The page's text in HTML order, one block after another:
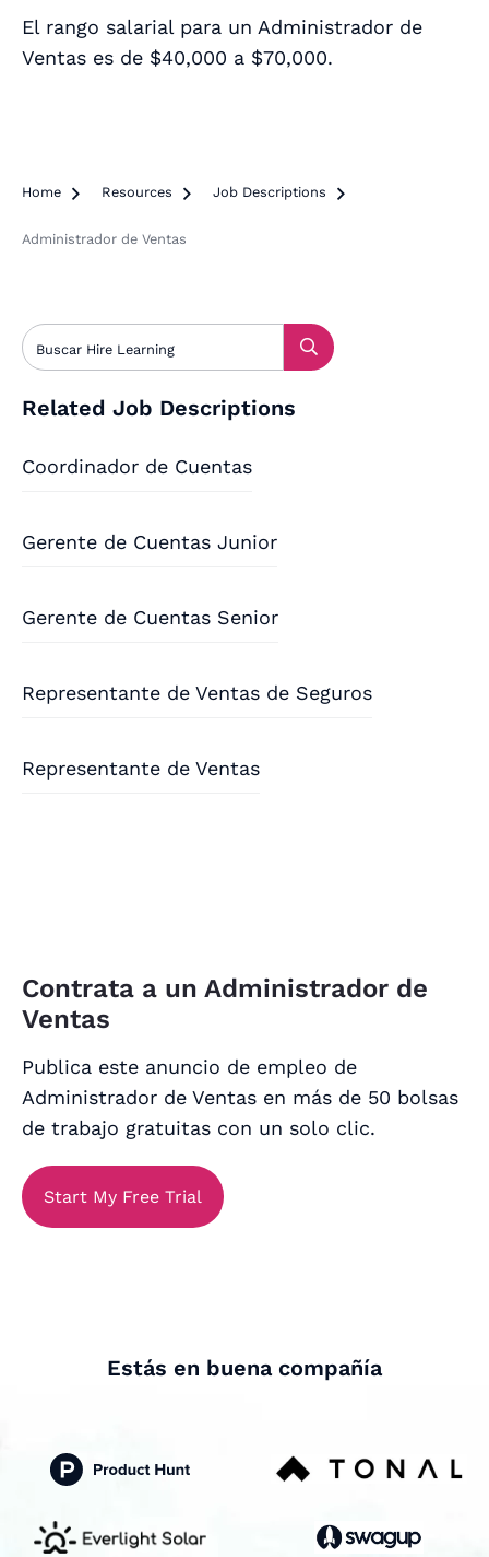
El rango salarial para un Administrador de
Ventas es de $40,000 a $70,000.
Home  Resources  Job Descriptions 
Administrador de Ventas
Related Job Descriptions
Coordinador de Cuentas
Gerente de Cuentas Junior
Gerente de Cuentas Senior
Representante de Ventas de Seguros
Representante de Ventas
Contrata a un Administrador de
Ventas
Publica este anuncio de empleo de
Administrador de Ventas en más de 50 bolsas
de trabajo gratuitas con un solo clic.
Start My Free Trial
Estás en buena compañía